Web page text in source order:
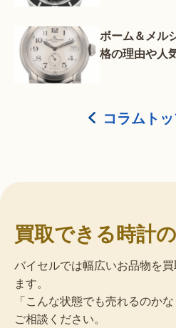
ボーム＆メル
格の理由や人
コラムト
買取できる時計
バイセルでは幅広いお品物を
ます。
「こんな状態でも売れるのか
ご相談ください。